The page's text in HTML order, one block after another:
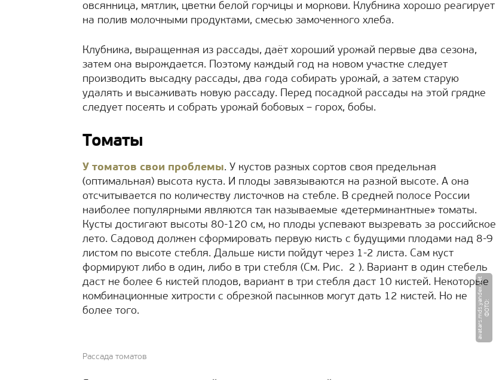
овсянница, мятлик, цветки белой горчицы и моркови. Клубника хорошо реагирует
на полив молочными продуктами, смесью замоченного хлеба.
Клубника, выращенная из рассады, даёт хороший урожай первые два сезона,
затем она вырождается. Поэтому каждый год на новом участке следует
производить высадку рассады, два года собирать урожай, а затем старую
удалять и высаживать новую рассаду. Перед посадкой рассады на этой грядке
следует посеять и собрать урожай бобовых – горох, бобы.
Томаты
У томатов свои проблемы. У кустов разных сортов своя предельная
(оптимальная) высота куста. И плоды завязываются на разной высоте. А она
отсчитывается по количеству листочков на стебле. В средней полосе России
наиболее популярными являются так называемые «детерминантные» томаты.
Кусты достигают высоты 80-120 см, но плоды успевают вызревать за российское
лето. Садовод должен сформировать первую кисть с будущими плодами над 8-9
листом по высоте стебля. Дальше кисти пойдут через 1-2 листа. Сам куст
формируют либо в один, либо в три стебля (См. Рис. 2 ). Вариант в один стебель
даст не более 6 кистей плодов, вариант в три стебля даст 10 кистей. Некоторые
комбинационные хитрости с обрезкой пасынков могут дать 12 кистей. Но не
более того.
Ф
О
Т
О
:
a
v
a
t
a
r
s.
m
d
s.
y
a
n
d
e
x.
n
e
t
Рассада томатов